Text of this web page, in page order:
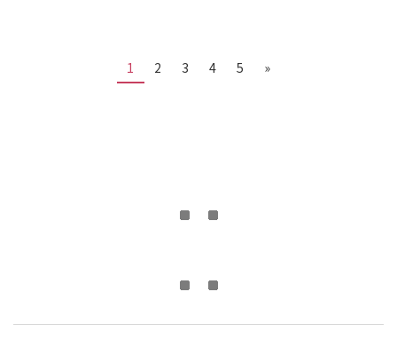
1 2 3 4 5 »